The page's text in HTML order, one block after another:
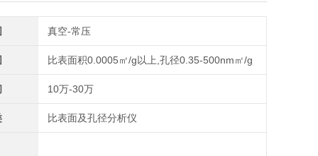
真空-常压
比表面积0.0005㎡/g以上,孔径0.35-500nm㎡/g
10万-30万
比表面及孔径分析仪